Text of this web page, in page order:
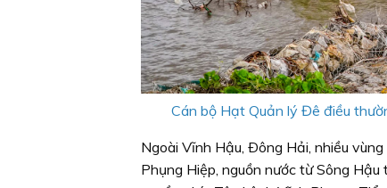
Cán bộ Hạt Quản lý Đê điều
Ngoài Vĩnh Hậu, Ðông Hải, nhiều
Phụng Hiệp, nguồn nước từ Sông